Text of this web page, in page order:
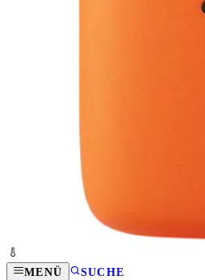
MENÜ SUCHE